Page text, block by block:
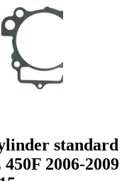
standard
2006-2009